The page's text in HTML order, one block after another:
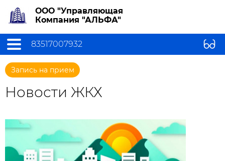
ООО "Управляющая
Компания "АЛЬФА"
83517007932
Запись на прием
Новости ЖКХ